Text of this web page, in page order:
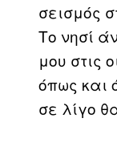
σεισμός
Το νησί
μου στις
όπως και
σε λίγο